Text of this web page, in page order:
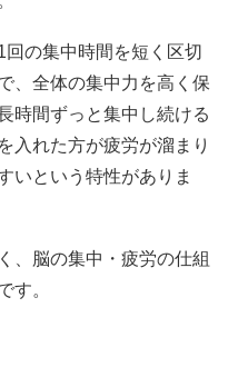
の集中時間を短く区切
、全体の集中力を高く保
時間ずっと集中し続ける
入れた方が疲労が溜まり
いという特性がありま
、脳の集中・疲労の仕組
す。